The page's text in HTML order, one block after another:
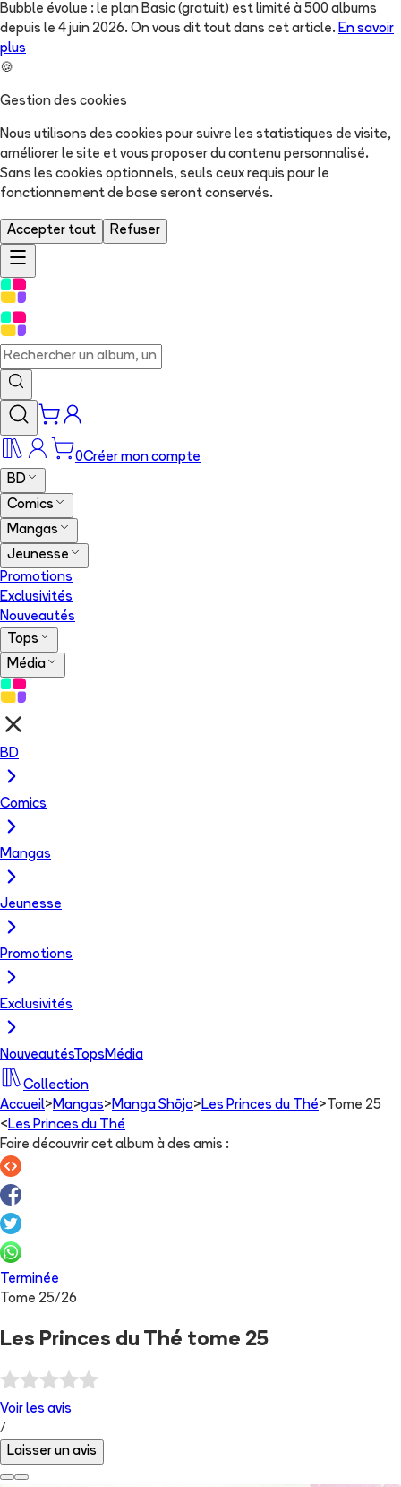
Bubble évolue : le plan Basic (gratuit) est limité à 500 albums
depuis le 4 juin 2026. On vous dit tout dans cet article. En savoir
plus
🍪
Gestion des cookies
Nous utilisons des cookies pour suivre les statistiques de visite,
améliorer le site et vous proposer du contenu personnalisé.
Sans les cookies optionnels, seuls ceux requis pour le
fonctionnement de base seront conservés.
Accepter tout Refuser
0Créer mon compte
BD
Comics
Mangas
Jeunesse
Promotions
Exclusivités
Nouveautés
Tops
Média
BD
Comics
Mangas
Jeunesse
Promotions
Exclusivités
NouveautésTops Média
Collection
Accueil> Mangas> Manga Shōjo> Les Princes du Thé> Tome 25
< Les Princes du Thé
Faire découvrir cet album à des amis :
Terminée
Tome 25/26
Les Princes du Thé tome 25
Voir les avis
/
Laisser un avis